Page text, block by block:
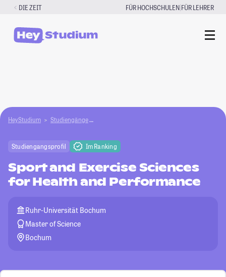
Zum
springen
DIE ZEIT FÜR HOCHSCHULEN|FÜR LEHRER
HeyStudium Studiengänge Sport and Exercise Sciences for Health and
Studiengangsprofil Im Ranking
Sport and Exercise Sciences
for Health and Performance
Ruhr-Universität Bochum
Master of Science
Bochum